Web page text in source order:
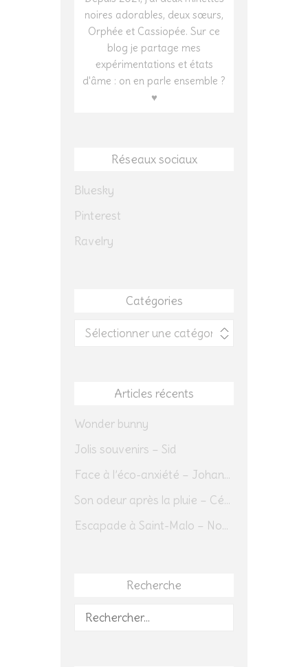
noires adorables, deux sœurs,
Orphée et Cassiopée. Sur ce
blog je partage mes
expérimentations et états
d'âme : on en parle ensemble ?
♥
Réseaux sociaux
Bluesky
Pinterest
Ravelry
Catégories
Catégories
Articles récents
Wonder bunny
Jolis souvenirs – Sid
Face à l’éco-anxiété – Johannes Herrmann
Son odeur après la pluie – Cédric Sapin-Defour
Escapade à Saint-Malo – Novembre 2025 – Jour 1
Recherche
Rechercher :